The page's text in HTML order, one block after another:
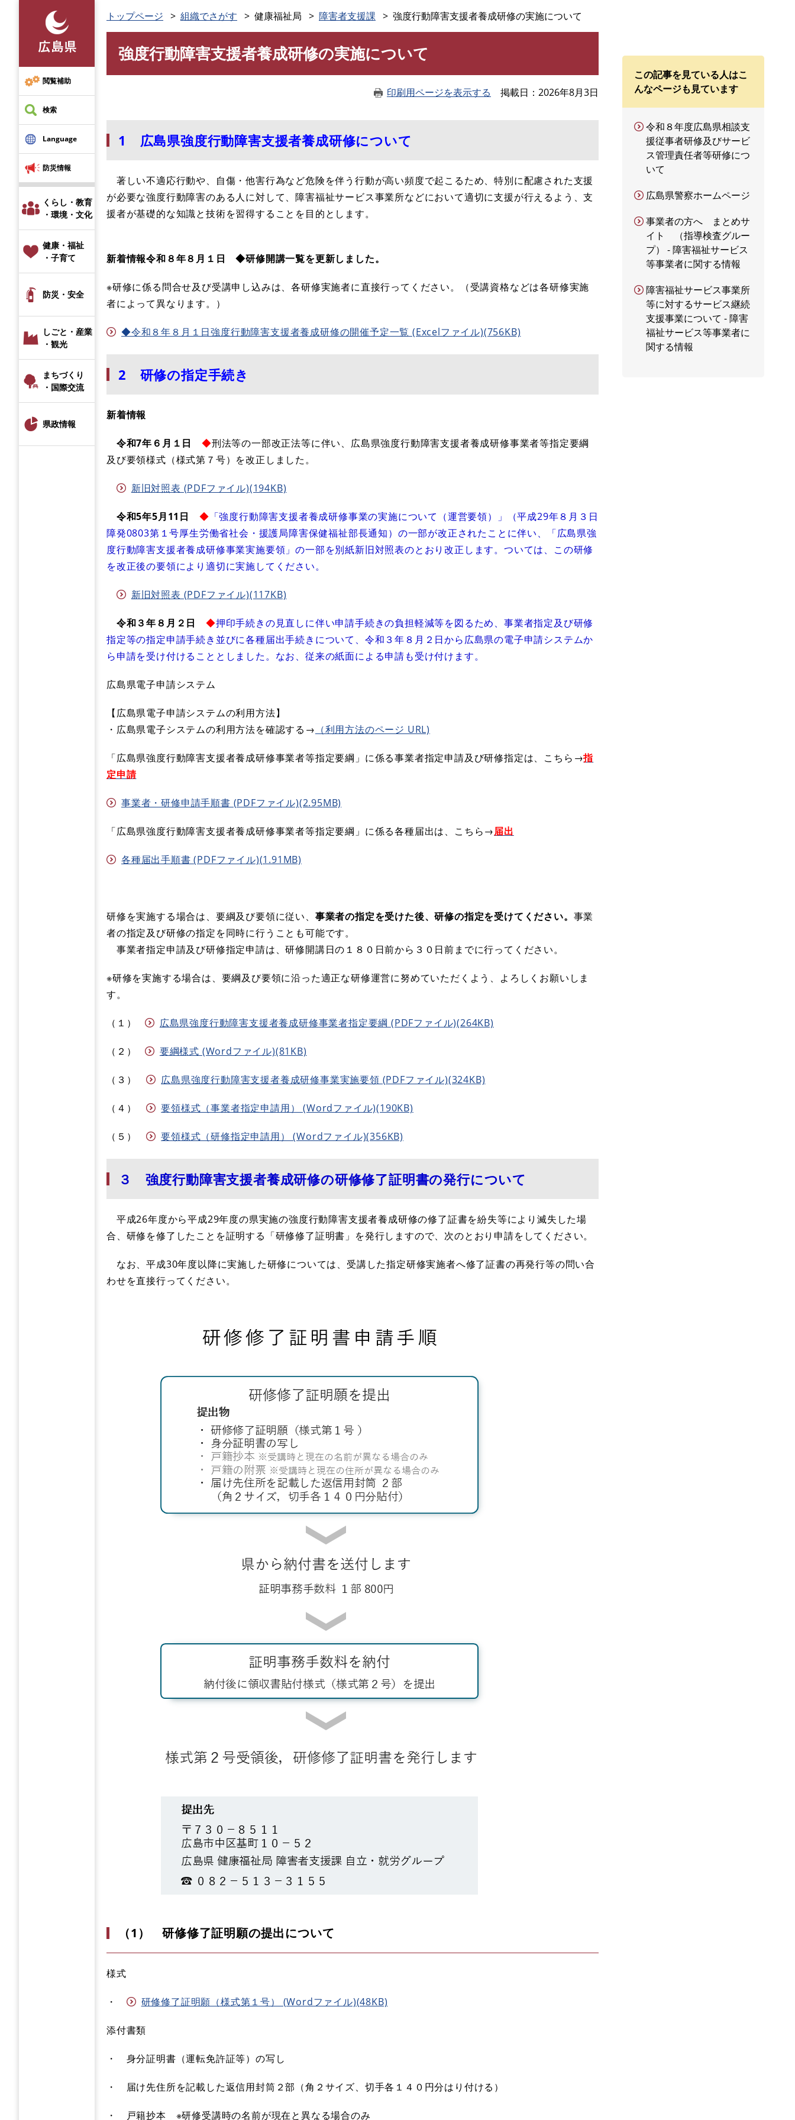
先
頭
で
す
閲覧補助
検索
Language
防災情報
くらし・教育
・環境・文化
健康・福祉
・子育て
防災・安全
しごと・産業
・観光
まちづくり
・国際交流
県政情報
トップページ 組織でさがす 健康福祉局 障害者支援課 強度行動障害支援者養成研修の実施について
強度行動障害支援者養成研修の実施について
印刷用ページを表示する 掲載日 2026年8月3日
1 広島県強度行動障害支援者養成研修について
著しい不適応行動や、自傷・他害行為など危険を伴う行動が高い頻度で起こるため、特別に配慮された支援
が必要な強度行動障害のある人に対して、障害福祉サービス事業所などにおいて適切に支援が行えるよう、支
援者が基礎的な知識と技術を習得することを目的とします。
新着情報令和８年８ 月１ 日 ◆研修開講一覧を更新しました。
※研修に係る問合せ及び受講申し込みは、各研修実施者に直接行ってください。（受講資格などは各研修実施
者によって異なります。）
◆令和８年８月１日強度行動障害支援者養成研修の開催予定一覧 (Excelファイル)(756KB)
2 研修の指定手続き
新着情報
令和7年６月１日 ◆刑法等の一部改正法等に伴い、広島県強度行動障害支援者養成研修事業者等指定要綱
及び要領様式（様式第７号）を改正しました。
​新旧対照表 (PDFファイル)(194KB)
令和5年5月11日 ◆ 「強度行動障害支援者養成研修事業の実施について（運営要領）」（平成29年８月３日
障発0803第１号厚生労働省社会・援護局障害保健福祉部長通知）の一部が改正されたことに伴い、「広島県強
度行動障害支援者養成研修事業実施要領」の一部を別紙新旧対照表のとおり改正します。ついては、この研修
を改正後の要領により適切に実施してください。
新旧対照表 (PDFファイル)(117KB)
令和３年８月２日 ◆押印手続きの見直しに伴い申請手続きの負担軽減等を図るため、事業者指定及び研修
指定等の指定申請手続き並びに各種届出手続きについて、令和３年８月２日から広島県の電子申請システムか
ら申請を受け付けることとしました。なお、従来の紙面による申請も受け付けます。
広島県電子申請システム
【広島県電子申請システムの利用方法】
・広島県電子システムの利用方法を確認する→ （利用方法のページ URL)​
「広島県強度行動障害支援者養成研修事業者等指定要綱」に係る事業者指定申請及び研修指定は、こちら→指
定申請
事業者・研修申請手順書 (PDFファイル)(2.95MB)
「広島県強度行動障害支援者養成研修事業者等指定要綱」に係る各種届出は、こちら→届出
各種届出手順書 (PDFファイル)(1.91MB)
研修を実施する場合は、要綱及び要領に従い、 事業者の指定を受けた後、研修の指定を受けてください。 事業
者の指定及び研修の指定を同時に行うことも可能です。
事業者指定申請及び研修指定申請は、研修開講日の１８０日前から３０日前までに行ってください。
※研修を実施する場合は、要綱及び要領に沿った適正な研修運営に努めていただくよう、よろしくお願いしま
す。
（１） 広島県強度行動障害支援者養成研修事業者指定要綱 (PDFファイル)(264KB)
（２） 要綱様式 (Wordファイル)(81KB)
（３） 広島県強度行動障害支援者養成研修事業実施要領 (PDFファイル)(324KB)
（４） 要領様式（事業者指定申請用） (Wordファイル)(190KB)
（５） 要領様式（研修指定申請用） (Wordファイル)(356KB)
３ 強度行動障害支援者養成研修の研修修了証明書の発行について
平成26年度から平成29年度の県実施の強度行動障害支援者養成研修の修了証書を紛失等により滅失した場
合、研修を修了したことを証明する「研修修了証明書」を発行しますので、次のとおり申請をしてください。
なお、平成30年度以降に実施した研修については、受講した指定研修実施者へ修了証書の再発行等の問い合
わせを直接行ってください。
（1） 研修修了証明願の提出について
様式
・ 研修修了証明願（様式第１号） (Wordファイル)(48KB)
添付書類
・ 身分証明書（運転免許証等）の写し
・ 届け先住所を記載した返信用封筒２部（角２サイズ、切手各１４０円分はり付ける）
・ 戸籍抄本 ※研修受講時の名前が現在と異なる場合のみ
この記事を見ている人はこ
んなページも見ています
令和８年度広島県相談支
援従事者研修及びサービ
ス管理責任者等研修につ
いて
広島県警察ホームページ
事業者の方へ まとめサ
イト （指導検査グルー
プ） - 障害福祉サービス
等事業者に関する情報
障害福祉サービス事業所
等に対するサービス継続
支援事業について - 障害
福祉サービス等事業者に
関する情報